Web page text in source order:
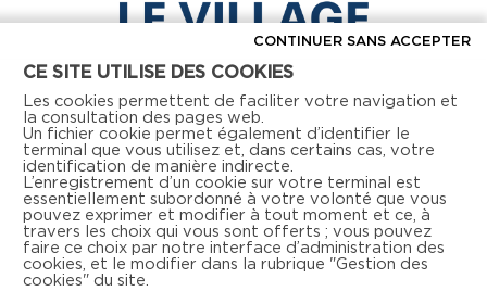
Retrouvez-nous aussi sur les réseaux sociaux
CE SITE UTILISE DES COOKIES
Les cookies permettent de faciliter votre navigation et
la consultation des pages web.
Un fichier cookie permet également d’identifier le
terminal que vous utilisez et, dans certains cas, votre
identification de manière indirecte.
L’enregistrement d’un cookie sur votre terminal est
essentiellement subordonné à votre volonté que vous
pouvez exprimer et modifier à tout moment et ce, à
travers les choix qui vous sont offerts ; vous pouvez
faire ce choix par notre interface d’administration des
cookies, et le modifier dans la rubrique "Gestion des
cookies" du site.
CONTINUER SANS ACCEPTER